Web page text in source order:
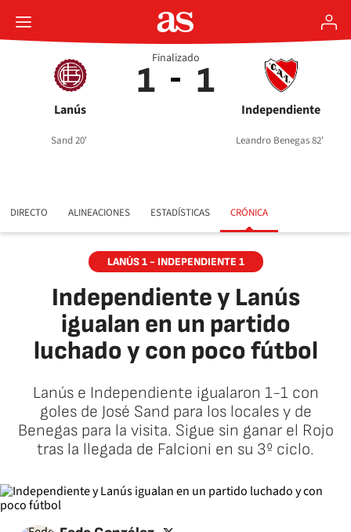
Lanús
1
Sand 20'
Independiente
1
Leandro Benegas 82'
Finalizado
DIRECTO ALINEACIONES ESTADÍSTICAS CRÓNICA
LANÚS 1 - INDEPENDIENTE 1
Independiente y Lanús
igualan en un partido
luchado y con poco fútbol
Lanús e Independiente igualaron 1-1 con
goles de José Sand para los locales y de
Benegas para la visita. Sigue sin ganar el Rojo
tras la llegada de Falcioni en su 3º ciclo.